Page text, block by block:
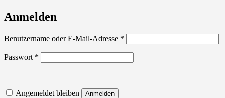
Anmelden
Benutzername oder E-Mail-Adresse *
Passwort *
Angemeldet bleiben Anmelden